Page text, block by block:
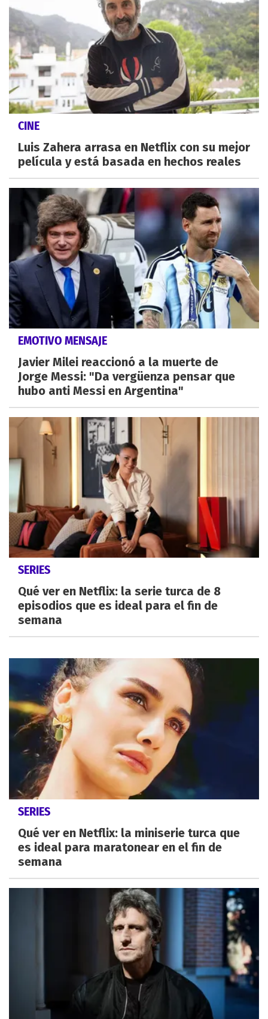
CINE
Luis Zahera arrasa en Netflix con su mejor
película y está basada en hechos reales
EMOTIVO MENSAJE
Javier Milei reaccionó a la muerte de
Jorge Messi: "Da vergüenza pensar que
hubo anti Messi en Argentina"
SERIES
Qué ver en Netflix: la serie turca de 8
episodios que es ideal para el fin de
semana
SERIES
Qué ver en Netflix: la miniserie turca que
es ideal para maratonear en el fin de
semana